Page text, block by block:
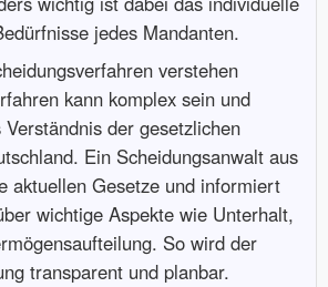
jedes Mandanten.
verstehen
kann komplex sein und
der gesetzlichen
Ein Scheidungsanwalt aus
aktuellen Gesetze und informiert
wichtige Aspekte wie Unterhalt,
So wird der
transparent und planbar.